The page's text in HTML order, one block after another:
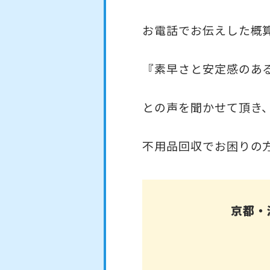
お電話でお伝えした概
『素早さと安定感の
との声を聞かせて頂き
不用品回収でお困りの
京都